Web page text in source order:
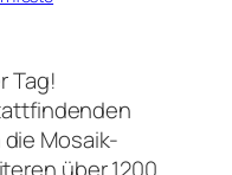
Tag!
Mosaik-
über 1200